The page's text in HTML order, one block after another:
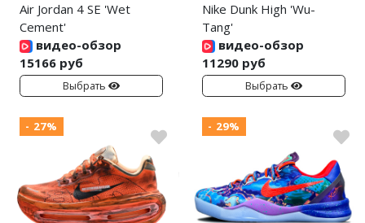
Air Jordan 4 SE 'Wet
Cement'
видео-обзор
15166 руб
Выбрать
Nike Dunk High 'Wu-
Tang'
видео-обзор
11290 руб
Выбрать
- 27% - 29%